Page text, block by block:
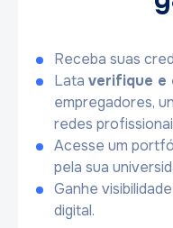
Receba suas
Lata verifique e
empregadores,
redes
Acesse um
pela sua
Ganhe
digital.